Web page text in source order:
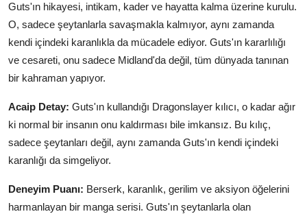
Guts'ın hikayesi, intikam, kader ve hayatta kalma üzerine kurulu.
O, sadece şeytanlarla savaşmakla kalmıyor, aynı zamanda
kendi içindeki karanlıkla da mücadele ediyor. Guts'ın kararlılığı
ve cesareti, onu sadece Midland'da değil, tüm dünyada tanınan
bir kahraman yapıyor.
Acaip Detay: Guts'ın kullandığı Dragonslayer kılıcı, o kadar ağır
ki normal bir insanın onu kaldırması bile imkansız. Bu kılıç,
sadece şeytanları değil, aynı zamanda Guts'ın kendi içindeki
karanlığı da simgeliyor.
Deneyim Puanı: Berserk, karanlık, gerilim ve aksiyon öğelerini
harmanlayan bir manga serisi. Guts'ın şeytanlarla olan